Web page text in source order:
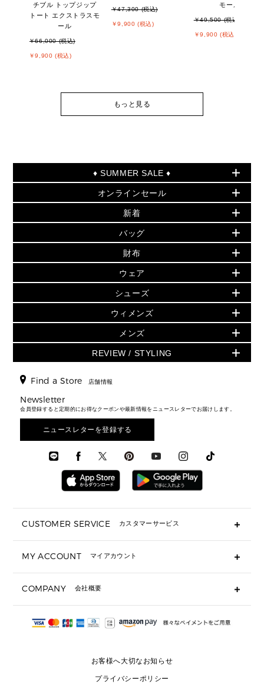
チブル トップジップ
トート エクストラスモ
ール
￥66,000 (税込)
￥9,900 (税込)
￥47,300 (税込)
￥9,900 (税込)
モール
￥49,500 (税込)
￥9,900 (税込)
もっと見る
♦ SUMMER SALE ♦
セールおすすめアイテム
▶ ウィメンズ
バッグ
小物
シューズ・靴
ウェア
アクセサリー
時計
▶ メンズ
バッグ
ウェア
アクセサリー
オンラインセール
PRODUCT OF THE MONTH - 今月の特別価格
再値下げアイテム
追加アイテム
▶ ウィメンズすべて(ウェア・シューズ除く)
バッグ
財布・小物
ウェア
シューズ
時計・ジュエリー
アクセサリー
メンズ バッグ
メンズ 財布・小物
メンズ シューズ
メンズ ウェア
メンズ 時計・その他
新着
夏のスタイル
▶ すべて
▶ ウィメンズすべて
財布・小物
アクセサリー
フレグランス
シューズ
▶ メンズすべて
メンズ財布・小物
メンズアクセサリー
メンズウェア
バッグ
人気の定番アイテム
日本限定 - バッグ
▶ ウィメンズすべて
トートバッグ
ショルダーバッグ
クロスボディ・斜め掛け
トラベル
3 IN 1 / 2 IN 1 バッグ
▶ メンズすべて
財布
日本限定 - 財布・小物
▶ ウィメンズすべて
GREENWICH
折り財布(二つ折り・三つ折り)
長財布
▶ メンズすべて
ウェア
▶ ウィメンズすべて
トップス
スカート・パンツ
ジャケット・アウター
▶ メンズすべて
シューズ
▶ ウィメンズすべて
サンダル
スニーカー
▶ メンズすべて
ウィメンズ
人気の定番アイテム
▶ ウィメンズすべて
▶ バッグすべて
通勤・通学アイテム
3 IN 1 バッグ
ミニ財布・フラグメントケース
▶ 小物すべて
定期ケース・カードケース・名刺入れ
スニーカー
▶ ウェア
メンズ
▶ メンズすべて
財布・小物
時計・ジュエリー
アクセサリー
REVIEW / STYLING
エディターレビュー
Find a Store 店舗情報
Newsletter
会員登録すると定期的にお得なクーポンや最新情報をニュースレターでお届けします。
ニュースレターを登録する
CUSTOMER SERVICE カスタマーサービス
ギフト用にラッピングができますか？
ショッピングバッグを購入商品分送ってもらえますか？
注文後に完了メールが受信できないのですが？
サイズ交換はできますか？
MY ACCOUNT マイアカウント
COMPANY 会社概要
会社概要
お客様へ大切なお知らせ
プライバシーポリシー